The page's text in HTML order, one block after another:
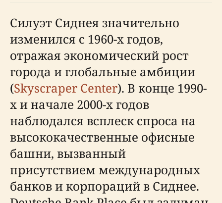
Силуэт Сиднея значительно
изменился с 1960-х годов,
отражая экономический рост
города и глобальные амбиции
(Skyscraper Center). В конце 1990-
х и начале 2000-х годов
наблюдался всплеск спроса на
высококачественные офисные
башни, вызванный
присутствием международных
банков и корпораций в Сиднее.